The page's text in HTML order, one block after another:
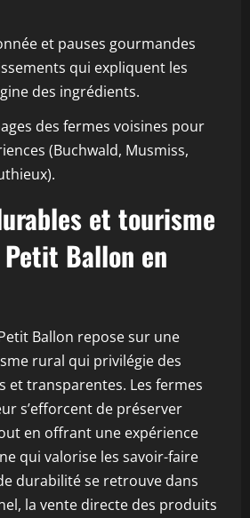
et pauses gourmandes
qui expliquent les
des ingrédients.
des fermes voisines pour
(Buchwald, Musmiss,
et tourisme
Ballon en
Ballon repose sur une
rural qui privilégie des
et transparentes. Les fermes
s’efforcent de préserver
en offrant une expérience
qui valorise les savoir-faire
durabilité se retrouve dans
la vente directe des produits